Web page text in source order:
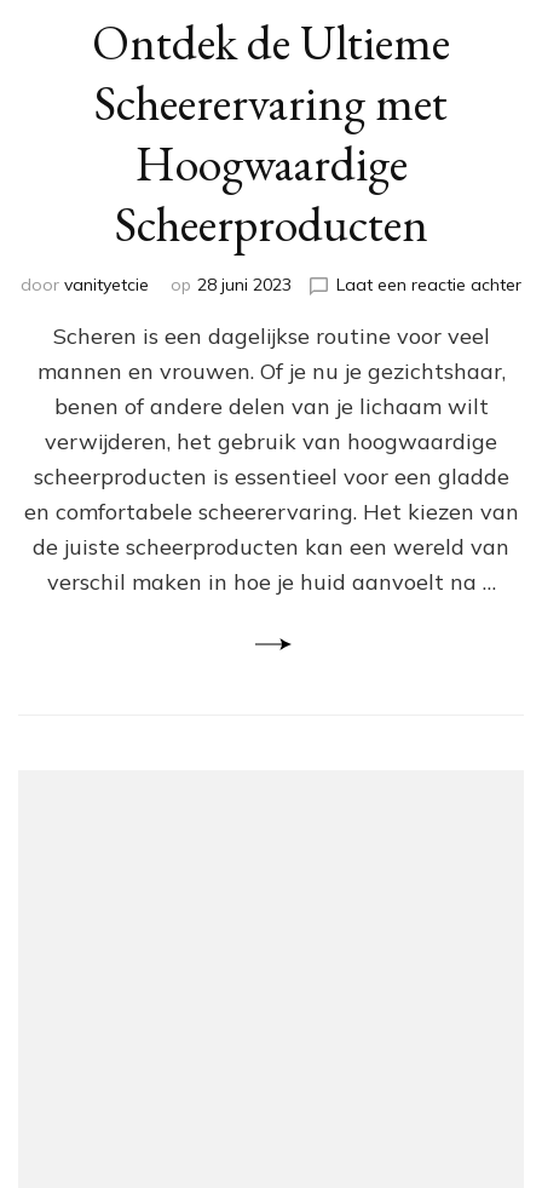
Ontdek de Ultieme
Scheerervaring met
Hoogwaardige
Scheerproducten
door vanityetcie op 28 juni 2023 Laat een reactie achterop
Scheren is een dagelijkse routine voor veel
mannen en vrouwen. Of je nu je gezichtshaar,
benen of andere delen van je lichaam wilt
verwijderen, het gebruik van hoogwaardige
scheerproducten is essentieel voor een gladde
en comfortabele scheerervaring. Het kiezen van
de juiste scheerproducten kan een wereld van
verschil maken in hoe je huid aanvoelt na …